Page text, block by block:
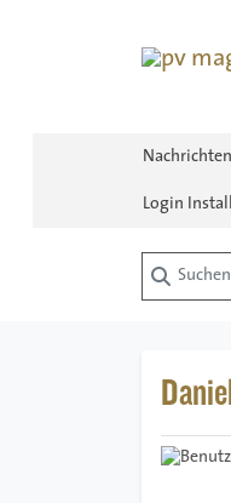
Nachrichten
Login
Suchen nach